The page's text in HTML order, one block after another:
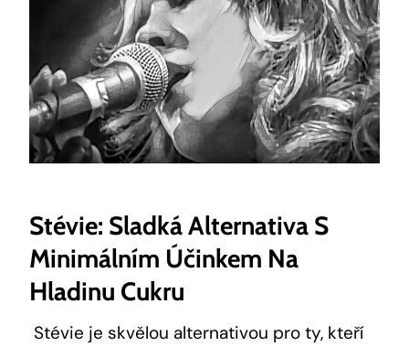
Stévie: Sladká Alternativa S
Minimálním Účinkem Na
Hladinu Cukru
Stévie je skvělou alternativou pro ty, kteří